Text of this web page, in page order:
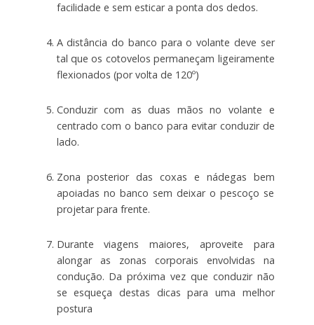
facilidade e sem esticar a ponta dos dedos.
A distância do banco para o volante deve ser
tal que os cotovelos permaneçam ligeiramente
flexionados (por volta de 120º)
Conduzir com as duas mãos no volante e
centrado com o banco para evitar conduzir de
lado.
Zona posterior das coxas e nádegas bem
apoiadas no banco sem deixar o pescoço se
projetar para frente.
Durante viagens maiores, aproveite para
alongar as zonas corporais envolvidas na
condução. Da próxima vez que conduzir não
se esqueça destas dicas para uma melhor
postura